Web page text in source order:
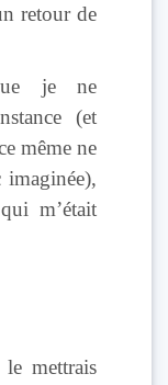
retour de
je ne
(et
même ne
m’était
mettrais